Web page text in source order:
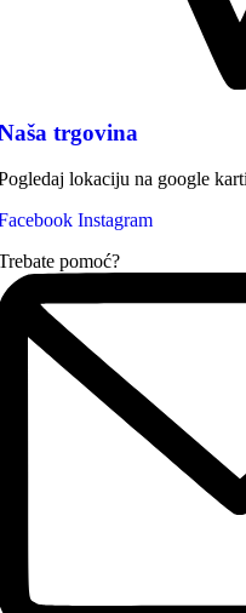
trgovina
lokaciju na google karti
Instagram
pomoć?